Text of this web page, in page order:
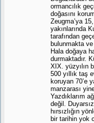
ormancılık
doğasını
Zeugma’ya
yakınlarında
tarafından
bulunmakta
Hala doğaya
durmaktadır.
XIX. yüzyılın
500 yıllık taş
koruyan 70’e
manzarası
Yazdıklarım
değil.
hırsızlığın
bir tarihin yok